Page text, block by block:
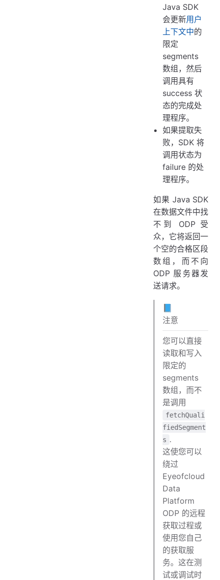
Java SDK
会更新用户
上下文中的
限定
segments
数组，然后
调用具有
success 状
态的完成处
理程序。
如果提取失
败，SDK 将
调用状态为
failure 的处
理程序。
如果 Java SDK
在数据文件中找
不到 ODP 受
众，它将返回一
个空的合格区段
数组，而不向
ODP 服务器发
送请求。
📘
注意
您可以直接
读取和写入
限定的
segments
数组，而不
是调用
fetchQuali
fiedSegment
s .
这使您可以
绕过
Eyeofcloud
Data
Platform
ODP 的远程
获取过程或
使用您自己
的获取服
务。这在测
试或调试时